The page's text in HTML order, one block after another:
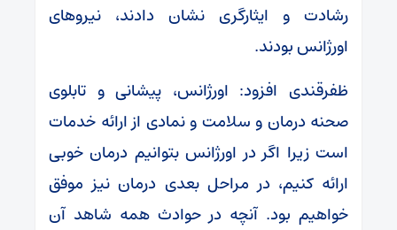
رشادت و ایثارگری نشان دادند، نیروهای
اورژانس بودند.
ظفرقندی افزود: اورژانس، پیشانی و تابلوی
صحنه درمان و سلامت و نمادی از ارائه خدمات
است زیرا اگر در اورژانس بتوانیم درمان خوبی
ارائه کنیم، در مراحل بعدی درمان نیز موفق
خواهیم بود. آنچه در حوادث همه شاهد آن